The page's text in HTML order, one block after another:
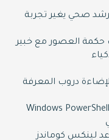
صحي يغير تجربة
العصور مع خبير
دروب المعرفة
سيد الأتمتة: كيف يغير مساعد Windows PowerShell
لينكس كوماندز